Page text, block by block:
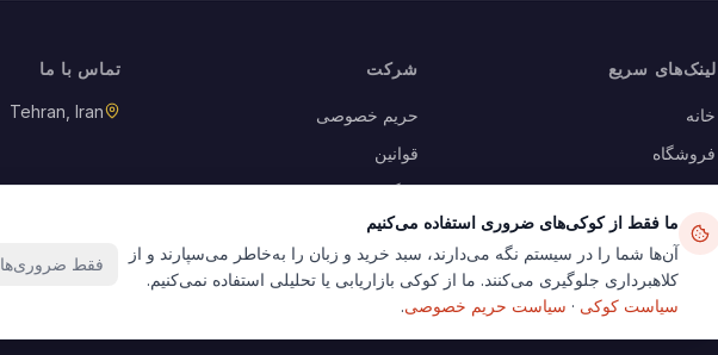
لینک‌های سریع
خانه
فروشگاه
رزرو زمین
وبلاگ
سبد خرید
حساب من
شرکت
حریم خصوصی
قوانین
بازگشت کالا
کوکی‌ها
تماس با ما
Tehran, Iran
ما فقط از کوکی‌های ضروری استفاده می‌کنیم
آن‌ها شما را در سیستم نگه می‌دارند، سبد خرید و زبان را به‌خاطر می‌سپارند و از
کلاهبرداری جلوگیری می‌کنند. ما از کوکی بازاریابی یا تحلیلی استفاده نمی‌کنیم.
سیاست کوکی · سیاست حریم خصوصی.
فقط ضروری‌ها